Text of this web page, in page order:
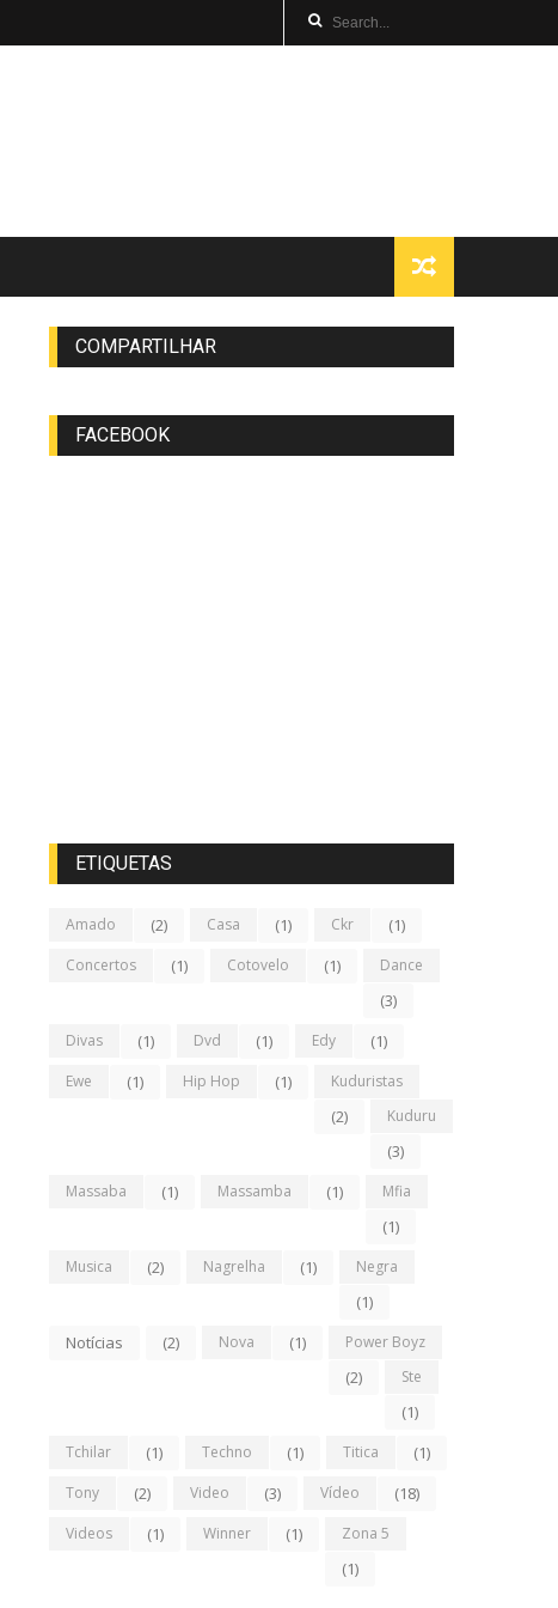
COMPARTILHAR
FACEBOOK
ETIQUETAS
Amado (2) Casa (1) Ckr (1)
Concertos (1) Cotovelo (1) Dance
(3)
Divas (1) Dvd (1) Edy (1)
Ewe (1) Hip Hop (1) Kuduristas
(2) Kuduru
(3)
Massaba (1) Massamba (1) Mfia
(1)
Musica (2) Nagrelha (1) Negra
(1)
Notícias
(2) Nova (1) Power Boyz
(2) Ste
(1)
Tchilar (1) Techno (1) Titica (1)
Tony (2) Video (3) Vídeo (18)
Videos (1) Winner (1) Zona 5
(1)